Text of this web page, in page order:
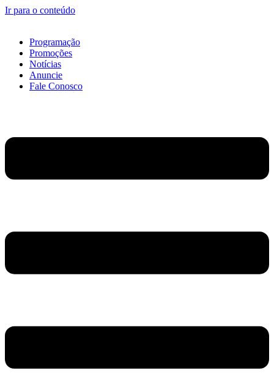
Ir para o conteúdo
Programação
Promoções
Notícias
Anuncie
Fale Conosco